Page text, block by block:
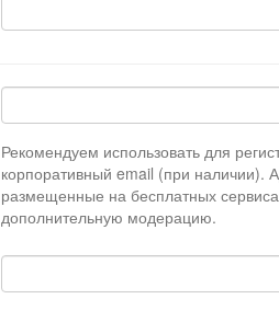
Рекомендуем использовать для
корпоративный email (при наличии).
размещенные на бесплатных
дополнительную модерацию.